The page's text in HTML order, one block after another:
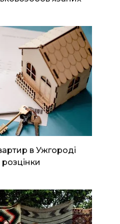
в Ужгороді
розцінки